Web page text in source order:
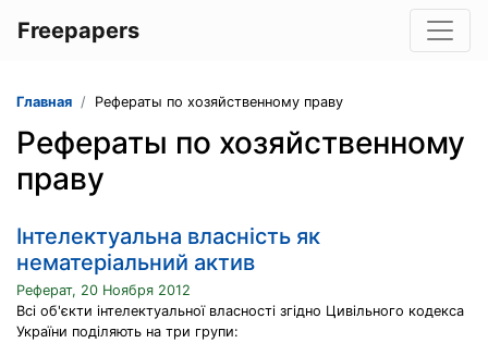
Freepapers
Главная Рефераты по хозяйственному праву
Рефераты по хозяйственному
праву
Інтелектуальна власність як
нематеріальний актив
Реферат, 20 Ноября 2012
Всі об'єкти інтелектуальної власності згідно Цивільного кодекса
України поділяють на три групи: